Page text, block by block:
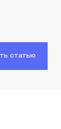
статью